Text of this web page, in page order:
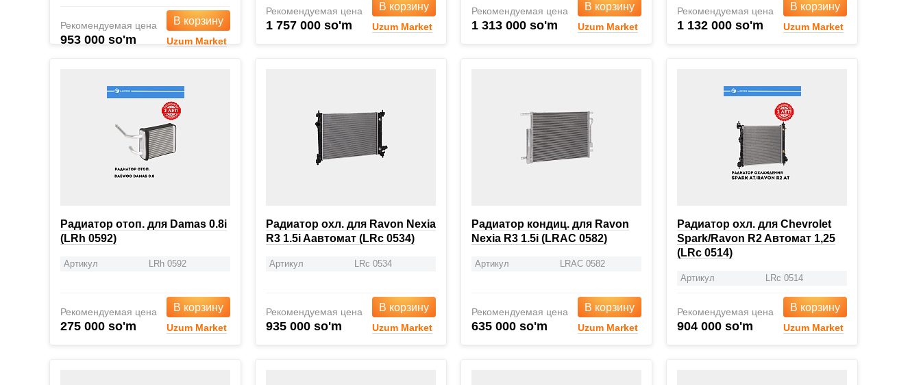
Рекомендуемая цена
953 000 so'm
В корзину
Uzum Market
Рекомендуемая цена
1 757 000 so'm
В корзину
Uzum Market
Рекомендуемая цена
1 313 000 so'm
В корзину
Uzum Market
Рекомендуемая цена
1 132 000 so'm
В корзину
Uzum Market
Радиатор отоп. для Damas 0.8i
(LRh 0592)
Артикул LRh 0592
Рекомендуемая цена
275 000 so'm
В корзину
Uzum Market
Радиатор охл. для Ravon Nexia
R3 1.5i Aавтомат (LRc 0534)
Артикул LRc 0534
Рекомендуемая цена
935 000 so'm
В корзину
Uzum Market
Радиатор кондиц. для Ravon
Nexia R3 1.5i (LRAC 0582)
Артикул LRAC 0582
Рекомендуемая цена
635 000 so'm
В корзину
Uzum Market
Радиатор охл. для Chevrolet
Spark/Ravon R2 Aвтомат 1,25
(LRc 0514)
Артикул LRc 0514
Рекомендуемая цена
904 000 so'm
В корзину
Uzum Market